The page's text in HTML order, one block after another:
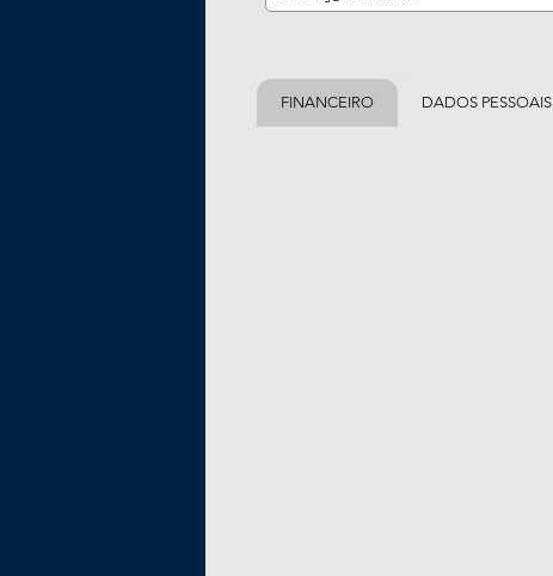
FINANCEIRO DADOS PESSOAIS